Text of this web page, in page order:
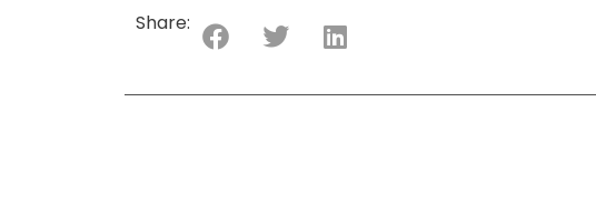
Share: